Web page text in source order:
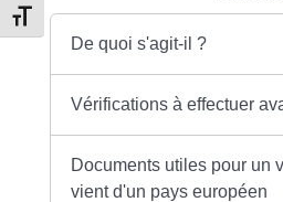
Changer la taille de la police
De quoi s'agit-il ?
Vérifications à effectuer
Documents utiles pour un
vient d'un pays européen